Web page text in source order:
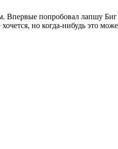
Впервые попробовал лапшу
но когда-нибудь это